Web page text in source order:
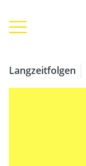
Langzeitfolgen